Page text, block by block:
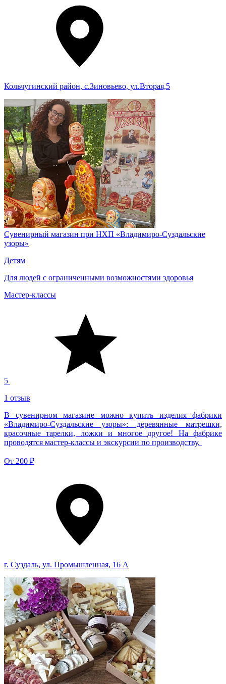
Кольчугинский район, с.Зиновьево, ул.Вторая,5
Сувенирный магазин при НХП «Владимиро-Суздальские
узоры»
Детям
Для людей с ограниченными возможностями здоровья
Мастер-классы
5
1 отзыв
В сувенирном магазине можно купить изделия фабрики
«Владимиро-Суздальские узоры»: деревянные матрешки,
красочные тарелки, ложки и многое другое! На фабрике
проводятся мастер-классы и экскурсии по производству.
От 200 ₽
г. Суздаль, ул. Промышленная, 16 А